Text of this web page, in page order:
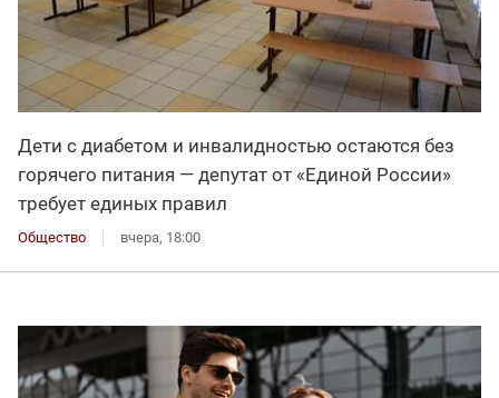
Дети с диабетом и инвалидностью остаются без
горячего питания — депутат от «Единой России»
требует единых правил
Общество вчера, 18:00